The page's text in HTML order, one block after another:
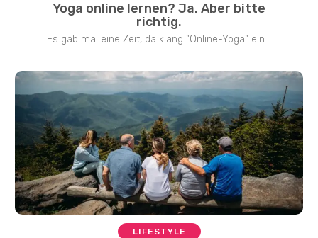
Yoga online lernen? Ja. Aber bitte
richtig.
Es gab mal eine Zeit, da klang "Online-Yoga" ein...
LIFESTYLE